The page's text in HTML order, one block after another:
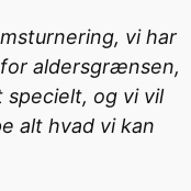
vi har
aldersgrænsen,
specielt, og vi vil
alt hvad vi kan